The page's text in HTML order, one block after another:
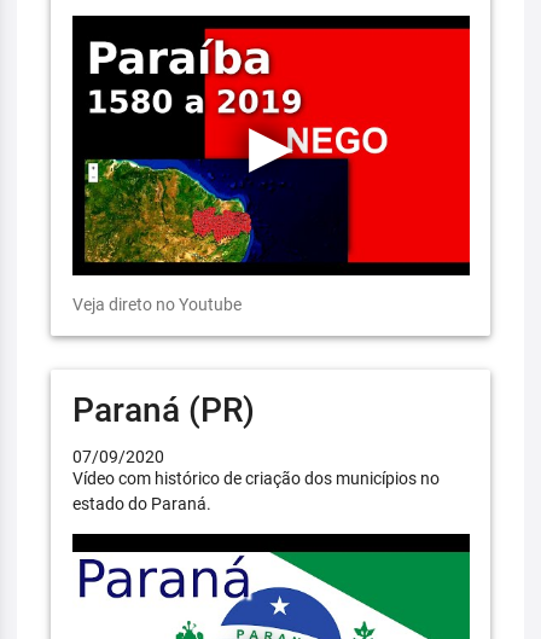
Veja direto no Youtube
Paraná (PR)
07/09/2020
Vídeo com histórico de criação dos municípios no
estado do Paraná.